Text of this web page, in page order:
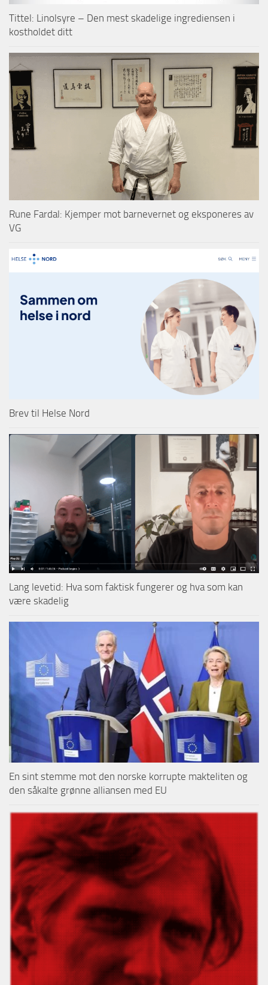
Tittel: Linolsyre – Den mest skadelige ingrediensen i
kostholdet ditt
Rune Fardal: Kjemper mot barnevernet og eksponeres av
VG
Brev til Helse Nord
Lang levetid: Hva som faktisk fungerer og hva som kan
være skadelig
En sint stemme mot den norske korrupte makteliten og
den såkalte grønne alliansen med EU